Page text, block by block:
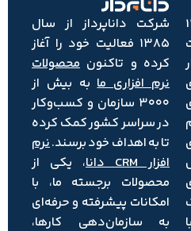
شرکت داناپرداز از سال
۱۳۸۵ فعالیت خود را آغاز
کرده و تاکنون محصولات
نرم‌ افزاری مابه بیش از
۳۰۰۰ سازمان و کسب‌وکار
در سراسر کشور کمک کرده
تا به اهداف خود برسند.نرم‌
افزار CRM دانا
، یکی از
محصولات برجسته ما، با
امکانات پیشرفته و حرفه‌ای
به سازمان‌دهی کارها،